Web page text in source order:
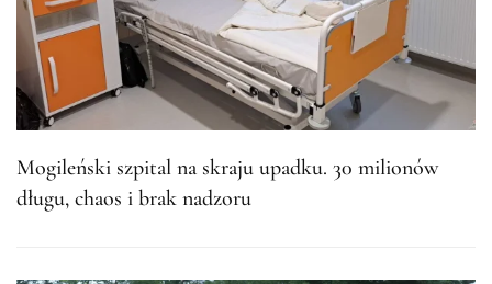
Mogileński szpital na skraju upadku. 30 milionów
długu, chaos i brak nadzoru